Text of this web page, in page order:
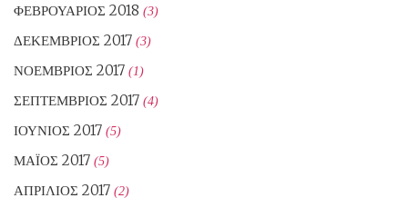
ΦΕΒΡΟΥΆΡΙΟΣ 2018 (3)
ΔΕΚΈΜΒΡΙΟΣ 2017 (3)
ΝΟΈΜΒΡΙΟΣ 2017 (1)
ΣΕΠΤΈΜΒΡΙΟΣ 2017 (4)
ΙΟΎΝΙΟΣ 2017 (5)
ΜΆΙΟΣ 2017 (5)
ΑΠΡΊΛΙΟΣ 2017 (2)